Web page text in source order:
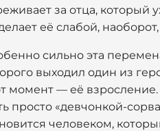
за отца, который
её слабой,
сильно эта
выходил один из
момент — её
просто «девчонкой-
человеком,